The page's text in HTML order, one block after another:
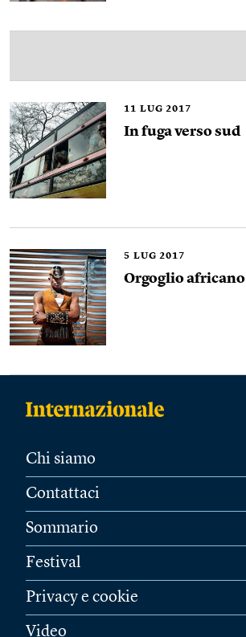
11 LUG 2017
In fuga verso sud
5 LUG 2017
Orgoglio africano
Chi siamo
Contattaci
Sommario
Festival
Privacy e cookie
Video